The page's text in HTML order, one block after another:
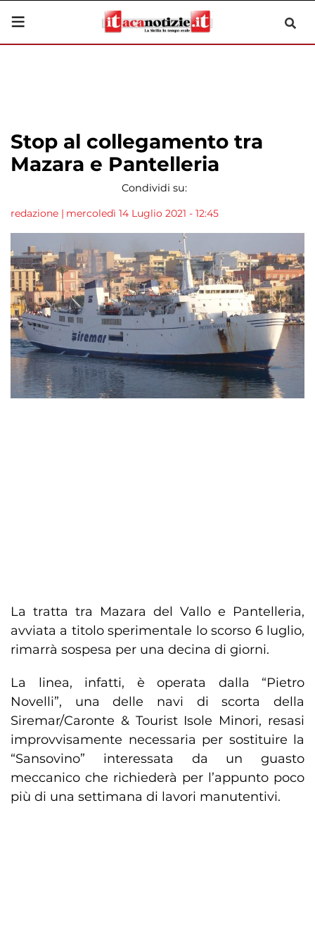
Stop al collegamento tra
Mazara e Pantelleria
Condividi su:
redazione | mercoledì 14 Luglio 2021 - 12:45
La tratta tra Mazara del Vallo e Pantelleria,
avviata a titolo sperimentale lo scorso 6 luglio,
rimarrà sospesa per una decina di giorni.
La linea, infatti, è operata dalla “Pietro
Novelli”, una delle navi di scorta della
Siremar/Caronte & Tourist Isole Minori, resasi
improvvisamente necessaria per sostituire la
“Sansovino” interessata da un guasto
meccanico che richiederà per l’appunto poco
più di una settimana di lavori manutentivi.